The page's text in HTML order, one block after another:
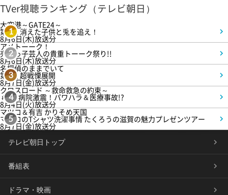
TVer視聴ランキング（テレビ朝日）
1
大空港～GATE24～
第3話 消えた子供と兎を追え！
8月6日(木)放送分
2
アメトーーク！
売れっ子芸人の貴重トーーク祭り!!
8月6日(木)放送分
3
名探偵のままでいて
第4話 超戦慄展開
8月7日(金)放送分
4
クロスロード ～救命救急の約束～
＃5 病院激震！パワハラ＆医療事故!?
8月4日(火)放送分
5
マツコ＆有吉 かりそめ天国
マツコのTシャツ洗濯事情 たくろうの滋賀の魅力プレゼンツアー
8月7日(金)放送分
テレビ朝日トップ
番組表
ドラマ・映画